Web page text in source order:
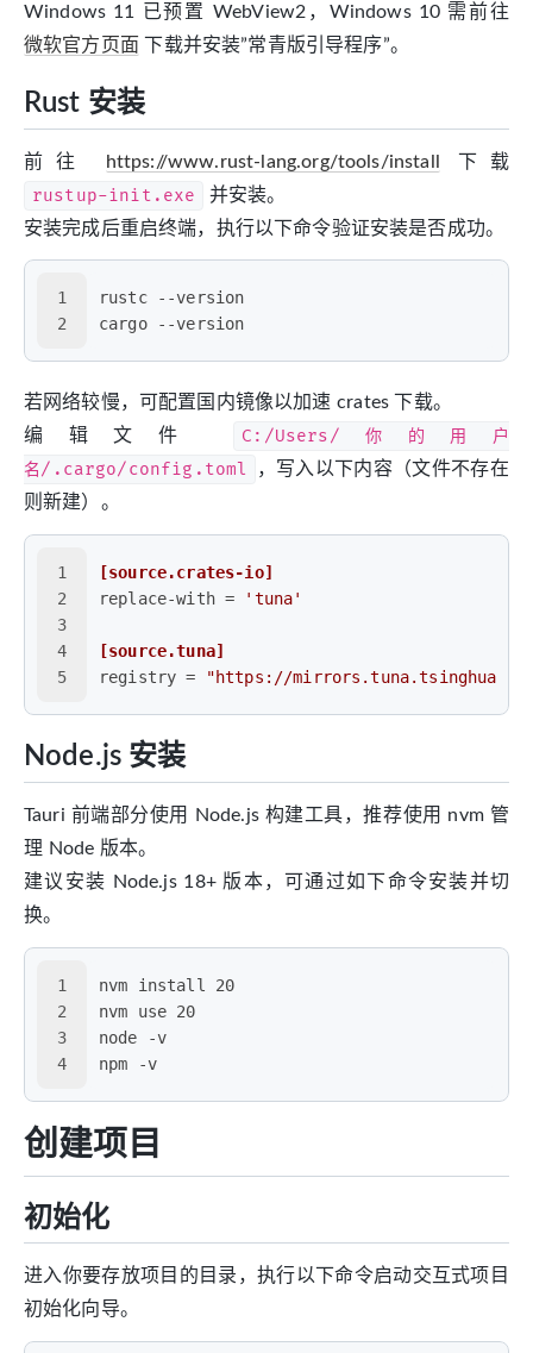
Windows 11 已预置 WebView2，Windows 10 需前往
微软官方页面 下载并安装”常青版引导程序”。
Rust 安装
前往 https://www.rust-lang.org/tools/install 下载
rustup-init.exe
并安装。
安装完成后重启终端，执行以下命令验证安装是否成功。
1
2
rustc --version
cargo --version
若网络较慢，可配置国内镜像以加速 crates 下载。
编辑文件
C:/Users/你的用户
名/.cargo/config.toml
，写入以下内容（文件不存在
则新建）。
1
2
3
4
5
[source.crates-io]
replace-with = 'tuna'
[source.tuna]
registry = "https://
Node.js 安装
Tauri 前端部分使用 Node.js 构建工具，推荐使用 nvm 管
理 Node 版本。
建议安装 Node.js 18+ 版本，可通过如下命令安装并切
换。
1
2
3
4
nvm install 20
nvm use 20
node -v
npm -v
创建项目
初始化
进入你要存放项目的目录，执行以下命令启动交互式项目
初始化向导。